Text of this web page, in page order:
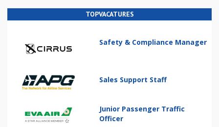
TOPVACATURES
Safety & Compliance Manager
Sales Support Staff
Junior Passenger Traffic
Officer